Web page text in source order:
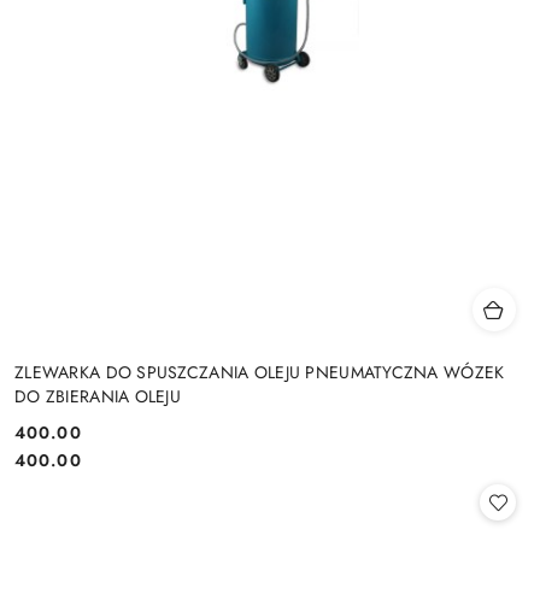
ZLEWARKA DO SPUSZCZANIA OLEJU PNEUMATYCZNA WÓZEK
DO ZBIERANIA OLEJU
Cena:
400.00
Cena:
400.00